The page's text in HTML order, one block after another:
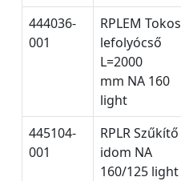
444036-
001
RPLEM Tokos
lefolyócső
L=2000
mm NA 160
light
445104-
001
RPLR Szűkítő
idom NA
160/125 light